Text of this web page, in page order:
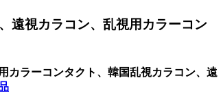
遠視カラコン、乱視用カラーコン
カラーコンタクト、韓国乱視カラコン、遠